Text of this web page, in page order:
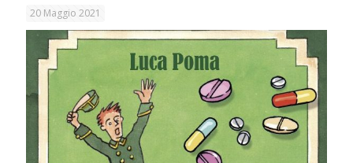
20 Maggio 2021